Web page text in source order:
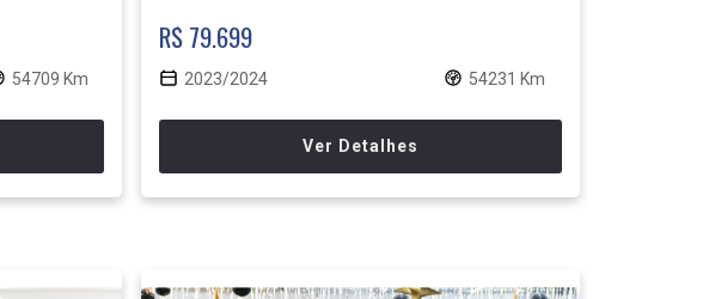
54709 Km
R$ 79.699
2023/2024 54231 Km
Ver Detalhes